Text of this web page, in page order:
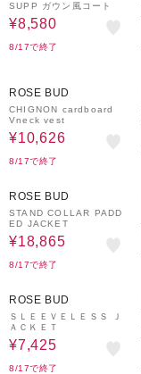
SUPP ガウン風コート
¥8,580
8/17で終了
ROSE BUD
CHIGNON cardboard
Vneck vest
¥10,626
8/17で終了
ROSE BUD
STAND COLLAR PADD
ED JACKET
¥18,865
8/17で終了
ROSE BUD
ＳＬＥＥＶＥＬＥＳＳ Ｊ
ＡＣＫＥＴ
¥7,425
8/17で終了